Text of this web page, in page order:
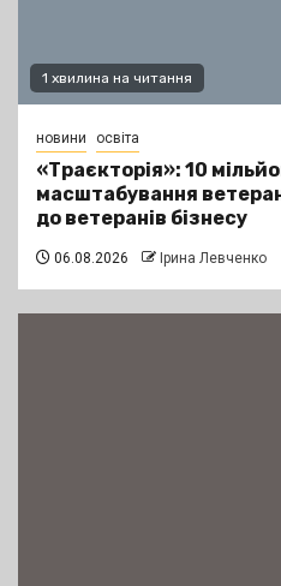
1 хвилина на читання
новини освіта
«Траєкторія»: 10
масштабування
до ветеранів бізнесу
06.08.2026 Ірина Левченко